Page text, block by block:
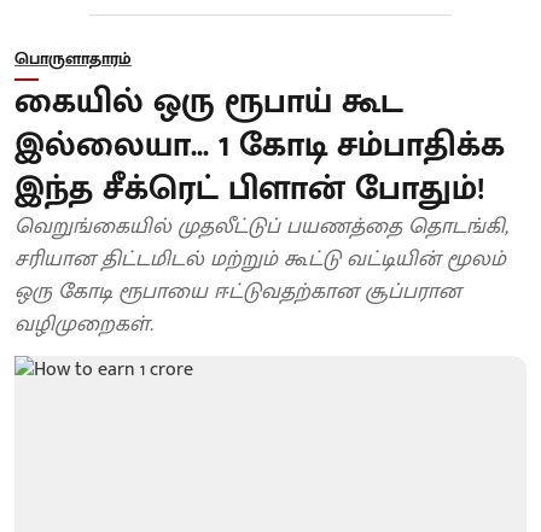
பொருளாதாரம்
கையில் ஒரு ரூபாய் கூட
இல்லையா... 1 கோடி சம்பாதிக்க
இந்த சீக்ரெட் பிளான் போதும்!
வெறுங்கையில் முதலீட்டுப் பயணத்தை தொடங்கி,
சரியான திட்டமிடல் மற்றும் கூட்டு வட்டியின் மூலம்
ஒரு கோடி ரூபாயை ஈட்டுவதற்கான சூப்பரான
வழிமுறைகள்.